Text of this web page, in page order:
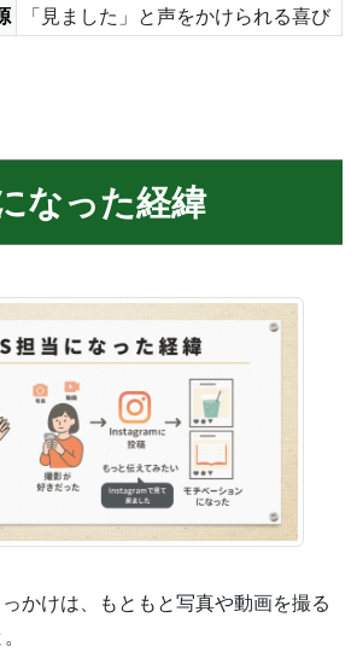
「見ました」と声をかけられる喜び
なった経緯
かけは、もともと写真や動画を撮る